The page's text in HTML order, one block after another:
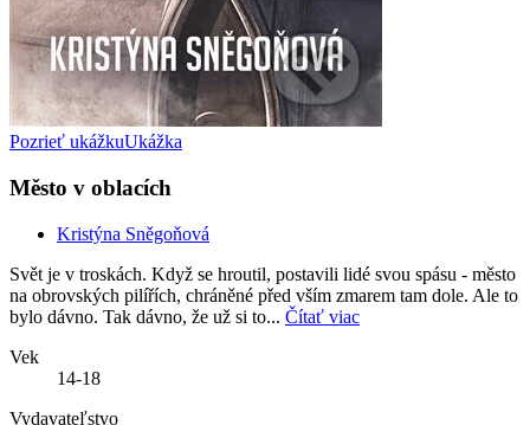
Pozrieť ukážkuUkážka
Město v oblacích
Kristýna Sněgoňová
Svět je v troskách. Když se hroutil, postavili lidé svou spásu - město
na obrovských pilířích, chráněné před vším zmarem tam dole. Ale to
bylo dávno. Tak dávno, že už si to... Čítať viac
Vek
14-18
Vydavateľstvo